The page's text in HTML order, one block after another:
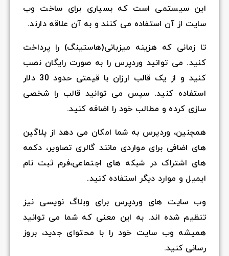
این سیستمی است که بسیاری برای ساخت وب
سایت از آن استفاده می کنند و به آن علاقه دارند.
تا زمانی که هزینه میزبانی(هاستینگ) را پرداخت
کنید. می توانید وردپرس را به صورت رایگان نصب
کنید و از یک قالب ارزان با قیمتی حدود 30 دلار
استفاده کنید. سپس می توانید قالب را شخصی
سازی کرده و مطالب خود را اضافه کنید.
همچنین، وردپرس به شما امکان می دهد از پلاگین
های اضافی برای مواردی مانند گالری تصاویر، دکمه
های اشتراک در شبکه های اجتماعی،فرم ثبت نام
ایمیل و موارد دیگر استفاده کنید.
وب سایت های وردپرس برای وبلاگ نویسی نیز
تنظیم شده اند. به این معنی که شما می توانید
همیشه وب سایت خود را با محتوای جدید، بروز
رسانی کنید.